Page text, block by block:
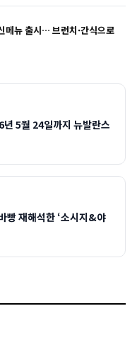
메뉴 출시… 브런치·간식으로
5월 24일까지 뉴발란스
빵 재해석한 ‘소시지&야